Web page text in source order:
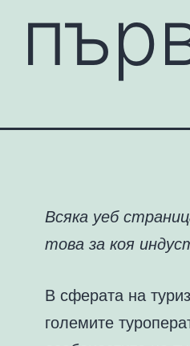
Всяка уеб
това за коя
В сферата на
големите